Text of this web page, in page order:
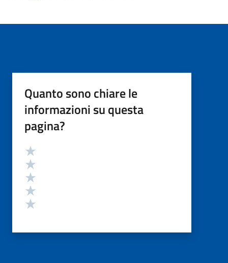
Quanto sono chiare le
informazioni su questa
pagina?
Valutazione